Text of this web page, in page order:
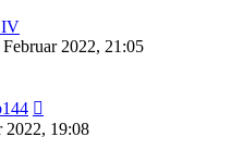
IV
Februar 2022, 21:05
2022, 19:08